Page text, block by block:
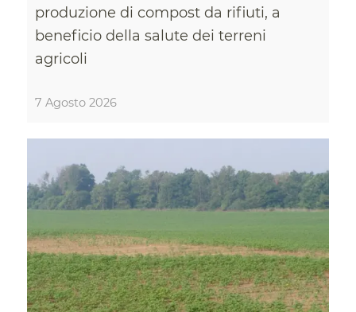
produzione di compost da rifiuti, a
beneficio della salute dei terreni
agricoli
7 Agosto 2026